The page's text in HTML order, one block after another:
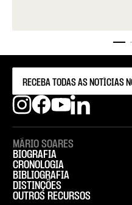
MÁRIO SOARES
BIOGRAFIA
CRONOLOGIA
BIBLIOGRAFIA
DISTINÇÕES
OUTROS RECURSOS